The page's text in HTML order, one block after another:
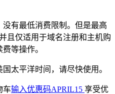
有最低消费限制。但是最高
且仅适用于域名注册和主机购
等操作。
太平洋时间，请尽快使用。
车输入优惠码APRIL15 享受优